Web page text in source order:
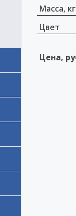
Масса, кг
Цвет
Цена,